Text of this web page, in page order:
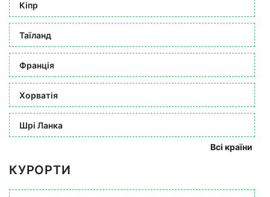
Кіпр
Таїланд
Франція
Хорватія
Шрі Ланка
Всі країни
КУРОРТИ